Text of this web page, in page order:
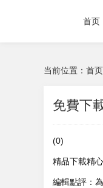
首页
当前位置： 首页
免費下
(0)
精品下載精
編輯點評：